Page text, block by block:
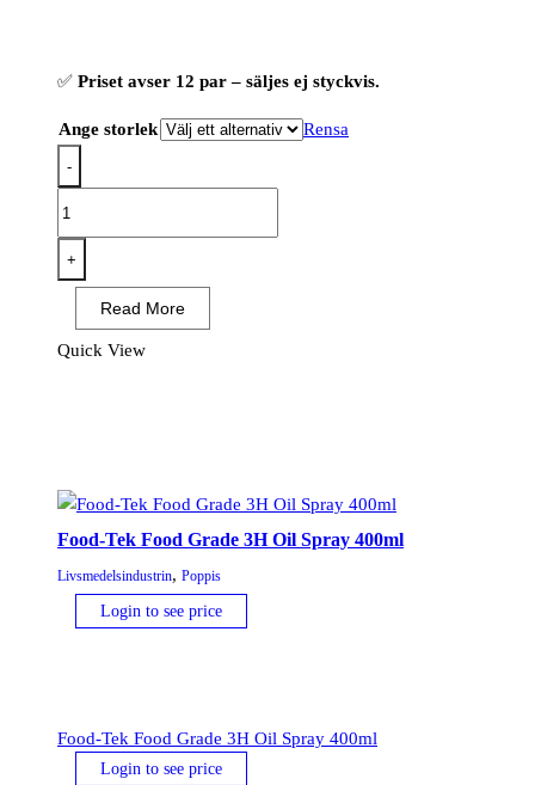
✅ Priset avser 12 par – säljes ej styckvis.
Ange storlek Rensa
-
NBR
Comfort
8301(12
PAR)
+
Read More
Quick View
Food-Tek Food Grade 3H Oil Spray 400ml
Livsmedelsindustrin, Poppis
Login to see price
Food-Tek Food Grade 3H Oil Spray 400ml
Login to see price